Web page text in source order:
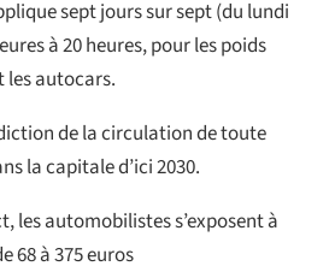
sept jours sur sept (du lundi
à 20 heures, pour les poids
les autocars.
de la circulation de toute
la capitale d’ici 2030.
les automobilistes s’exposent à
68 à 375 euros